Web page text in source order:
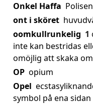
Onkel Haffa Polisen
ont i sköret
oomkullrunkelig 1
inte kan bestridas
omöjlig att skaka
OP opium
Opel
symbol på ena sidan